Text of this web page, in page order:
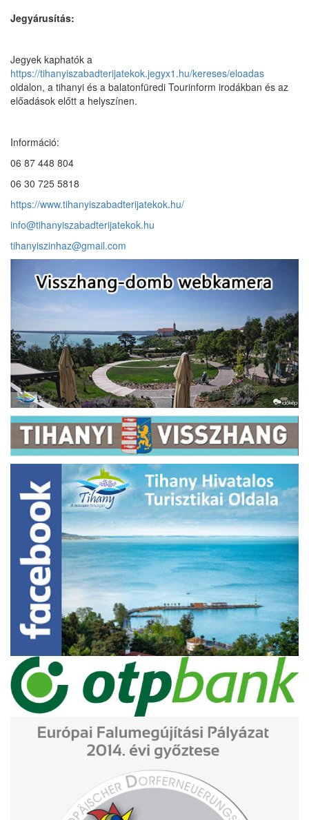
Jegyárusítás:
Jegyek kaphatók a
https://tihanyiszabadterijatekok.jegyx1.hu/kereses/eloadas
oldalon, a tihanyi és a balatonfüredi Tourinform irodákban és az
előadások előtt a helyszínen.
Információ:
06 87 448 804
06 30 725 5818
https://www.tihanyiszabadterijatekok.hu/
info@tihanyiszabadterijatekok.hu
tihanyiszinhaz@gmail.com